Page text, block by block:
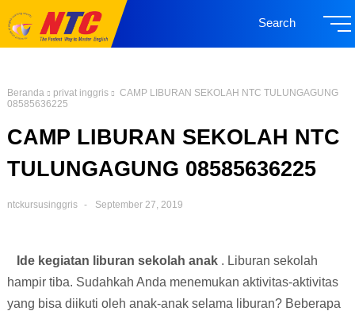
Search
Beranda privat inggris
CAMP LIBURAN SEKOLAH NTC TULUNGAGUNG
08585636225
CAMP LIBURAN SEKOLAH NTC
TULUNGAGUNG 08585636225
ntckursusinggris September 27, 2019
Ide kegiatan liburan sekolah anak. Liburan sekolah
hampir tiba. Sudahkah Anda menemukan aktivitas-aktivitas
yang bisa diikuti oleh anak-anak selama liburan? Beberapa